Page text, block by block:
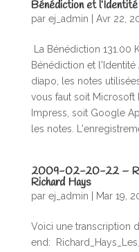
Bénédiction et l’Identité
par ej_admin Avr 22,
La Bénédiction 131.00
Bénédiction et
diapo, les notes
vous faut soit Microsoft
Impress, soit Google
les notes.
2009-02-20-22 –
Richard Hays
par ej_admin Mar 19 ,
Voici une transcription
end: